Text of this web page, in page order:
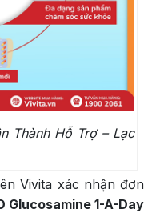
Thành Hỗ Trợ – Lạc
Vivita xác nhận đơn
Glucosamine 1-A-Day